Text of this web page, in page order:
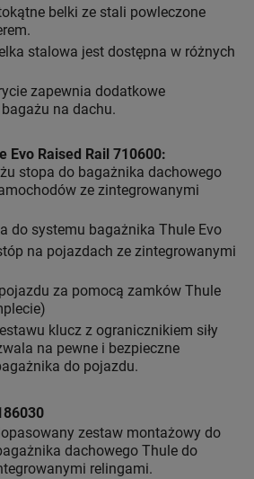
belki ze stali powleczone
stalowa jest dostępna w różnych
zapewnia dodatkowe
na dachu.
Evo Raised Rail 710600:
stopa do bagażnika dachowego
ze zintegrowanymi
do systemu bagażnika Thule Evo
na pojazdach ze zintegrowanymi
za pomocą zamków Thule
klucz z ogranicznikiem siły
na pewne i bezpieczne
do pojazdu.
zestaw montażowy do
dachowego Thule do
relingami.